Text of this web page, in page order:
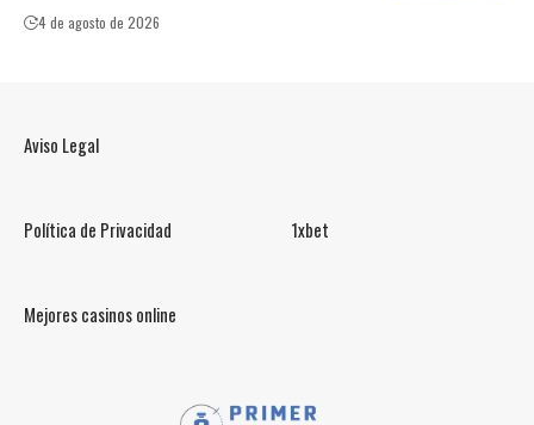
4 de agosto de 2026
Aviso Legal
Política de Privacidad 1xbet
Mejores casinos online